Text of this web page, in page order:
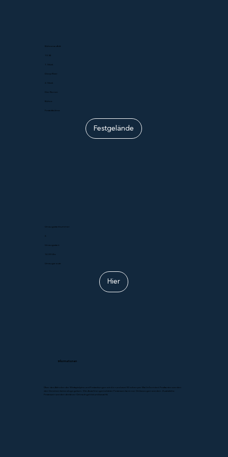
Bühnenauftritt
10.54
1. Stück
Deep River
2. Stück
Der Rarner
Bühne
Festaktbühne
Festgelände
Umzugsstartnummer
6
Umzugsstart
14.00 Uhr
Umzugsroute
Hier
Informationen
Über das Abholen der Wettspielpins und Festzeitungen wird in rund zwei Wochen per Mail informiert. Festkarten werden
den Vereinen keine abgegeben. Die Anzahl angemeldeter Festessen kann vor Ort bezogen werden. Zusätzliche
Festessen werden direkt vor Ort nachgelöst und bezahlt.